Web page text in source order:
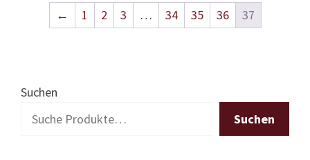
← 1 2 3 … 34 35 36 37
Suchen
Suchen